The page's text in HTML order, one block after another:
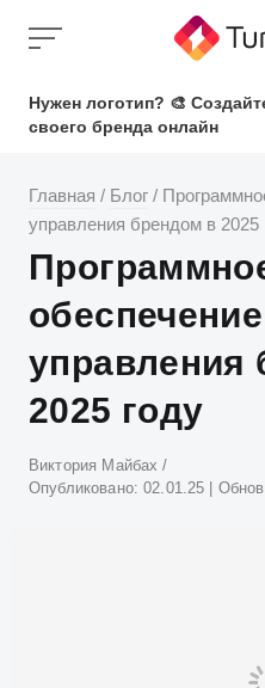
Нужен логотип? 🎨
своего бренда онлайн
Главная / Блог /
управления брендом в 2025
управления
2025 году
Атвор
Виктория Майбах
Опубликовано:02.01.25 |